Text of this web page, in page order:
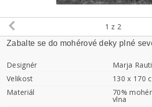
1 z 2
Zabalte se do mohérové deky plné
Designér
Marja
Velikost
130 x 170
Materiál
70%
vlna